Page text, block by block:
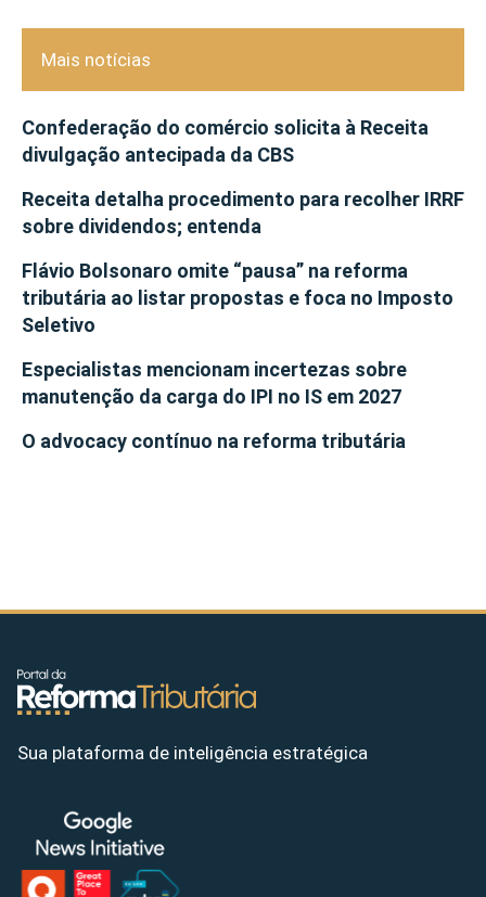
Mais notícias
Confederação do comércio solicita à Receita
divulgação antecipada da CBS
Receita detalha procedimento para recolher IRRF
sobre dividendos; entenda
Flávio Bolsonaro omite “pausa” na reforma
tributária ao listar propostas e foca no Imposto
Seletivo
Especialistas mencionam incertezas sobre
manutenção da carga do IPI no IS em 2027
O advocacy contínuo na reforma tributária
Sua plataforma de inteligência estratégica